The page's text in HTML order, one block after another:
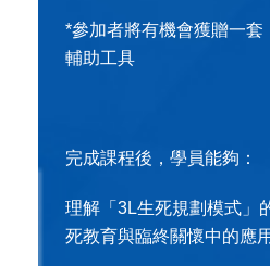
*參加者將有機會獲贈一套
輔助工具
完成課程後，學員能夠：
理解「3L生死規劃模式」
死教育與臨終關懷中的應